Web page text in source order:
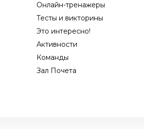
Онлайн-тренажеры
Тесты и викторины
Это интересно!
Активности
Команды
Зал Почета